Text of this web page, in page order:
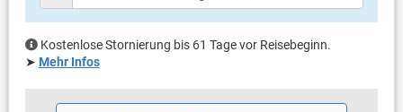
Kostenlose Stornierung bis 61 Tage vor Reisebeginn.
➤ Mehr Infos